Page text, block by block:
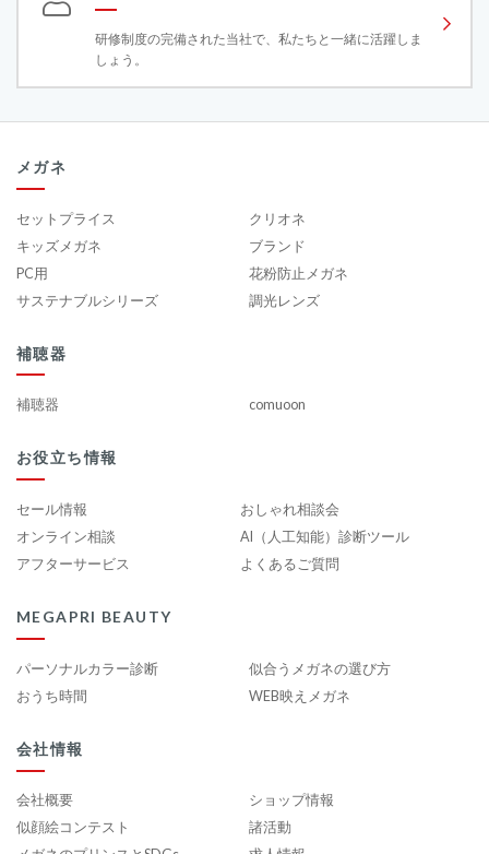
研修制度の完備された当社で、私たちと一緒に活躍しま
しょう。
メガネ
セットプライス
クリオネ
キッズメガネ
ブランド
PC用
花粉防止メガネ
サステナブルシリーズ
調光レンズ
補聴器
補聴器 comuoon
お役立ち情報
セール情報
おしゃれ相談会
オンライン相談
AI（人工知能）診断ツール
アフターサービス
よくあるご質問
MEGAPRI BEAUTY
パーソナルカラー診断
似合うメガネの選び方
おうち時間
WEB映えメガネ
会社情報
会社概要
ショップ情報
似顔絵コンテスト
諸活動